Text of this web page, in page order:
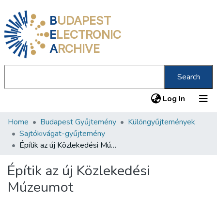
BUDAPEST
ELECTRONIC
ARCHIVE
Search
Log In (current)
Communities & Collections
All of DSpace
Statistics
About us
Home Budapest Gyűjtemény
Különgyűjtemények
Sajtókivágat-gyűjtemény
Építik az új Közlekedési Múzeumot
Építik az új Közlekedési
Múzeumot